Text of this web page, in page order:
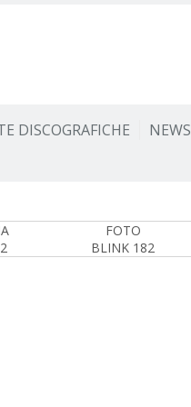
DISCOGRAFICHE NEWS
FOTO
BLINK 182